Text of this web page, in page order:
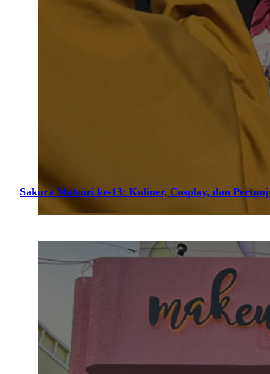
Sakura Matsuri ke-13: Kuliner, Cosplay, dan